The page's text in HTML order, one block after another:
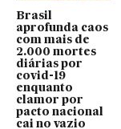
Brasil
aprofunda caos
com mais de
2.000 mortes
diárias por
covid-19
enquanto
clamor por
pacto nacional
cai no vazio